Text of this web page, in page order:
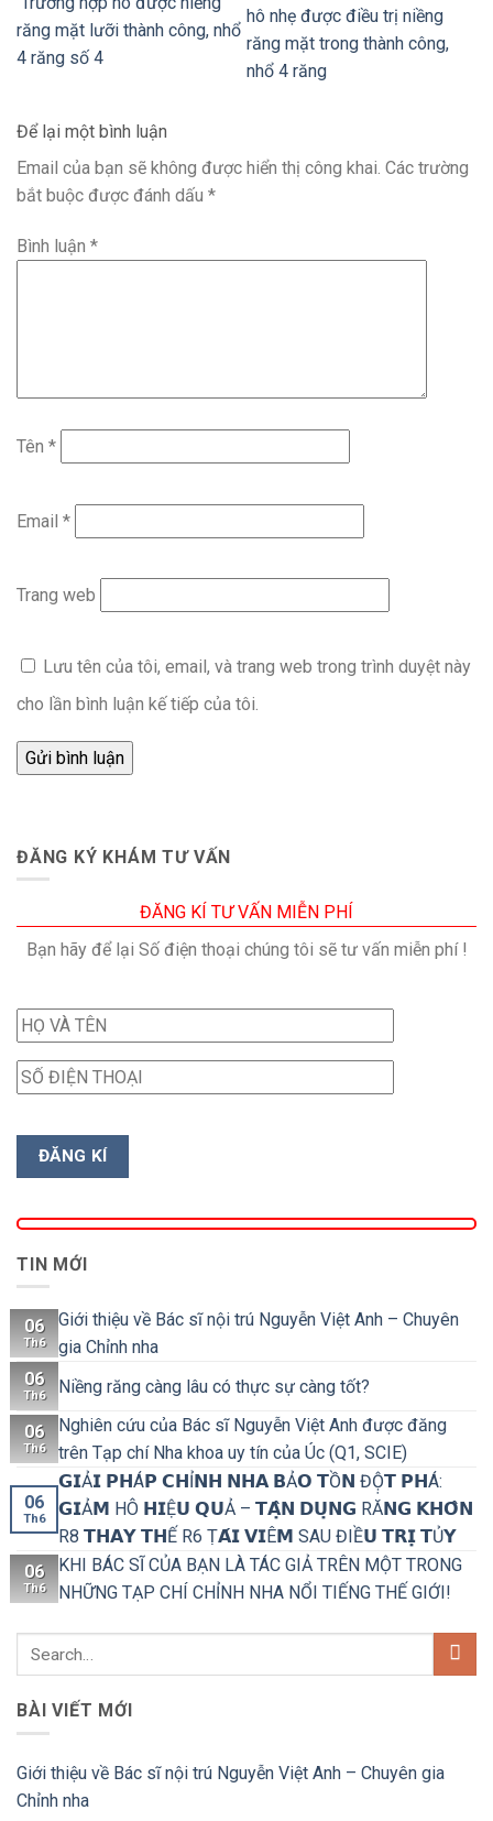
răng mặt lưỡi thành công, nhổ
4 răng số 4
hô nhẹ được điều trị niềng
răng mặt trong thành công,
nhổ 4 răng
Để lại một bình luận
Email của bạn sẽ không được hiển thị công khai. Các trường
bắt buộc được đánh dấu *
Bình luận *
Tên *
Email *
Trang web
Lưu tên của tôi, email, và trang web trong trình duyệt này
cho lần bình luận kế tiếp của tôi.
ĐĂNG KÝ KHÁM TƯ VẤN
ĐĂNG KÍ TƯ VẤN MIỄN PHÍ
Bạn hãy để lại Số điện thoại chúng tôi sẽ tư vấn miễn phí !
TIN MỚI
06
Th6
Giới thiệu về Bác sĩ nội trú Nguyễn Việt Anh – Chuyên
gia Chỉnh nha
06
Th6 Niềng răng càng lâu có thực sự càng tốt?
06
Th6
Nghiên cứu của Bác sĩ Nguyễn Việt Anh được đăng
trên Tạp chí Nha khoa uy tín của Úc (Q1, SCIE)
06
Th6
𝗚𝗜Ả𝗜 𝗣𝗛Á𝗣 𝗖𝗛Ỉ𝗡𝗛 𝗡𝗛𝗔 𝗕Ả𝗢 𝗧Ồ𝗡 ĐỘ̣𝗧 𝗣𝗛Á:
𝗚𝗜Ả𝗠 HÔ 𝗛𝗜Ệ𝗨 𝗤𝗨Ả – 𝗧𝗔̣̂𝗡 𝗗𝗨̣𝗡𝗚 RĂ𝗡𝗚 𝗞𝗛𝗢̂𝗡
R8 𝗧𝗛𝗔𝗬 𝗧𝗛Ế R6 Ṭ𝗔́𝗜 𝗩𝗜Ê𝗠 SAU ĐIỀ𝗨 𝗧𝗥𝗜̣ 𝗧Ủ𝗬
06
Th6
KHI BÁC SĨ CỦA BẠN LÀ TÁC GIẢ TRÊN MỘT TRONG
NHỮNG TẠP CHÍ CHỈNH NHA NỔI TIẾNG THẾ GIỚI!
BÀI VIẾT MỚI
Giới thiệu về Bác sĩ nội trú Nguyễn Việt Anh – Chuyên gia
Chỉnh nha